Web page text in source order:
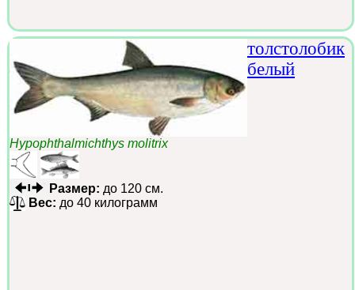
толстолобик
белый
Hypophthalmichthys molitrix
Размер: до 120 см.
Вес: до 40 килограмм